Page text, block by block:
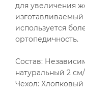
для увеличения
изготавливаемый
используется
ортопедичность.
Состав:
натуральный 2
Чехол: Хлопковый